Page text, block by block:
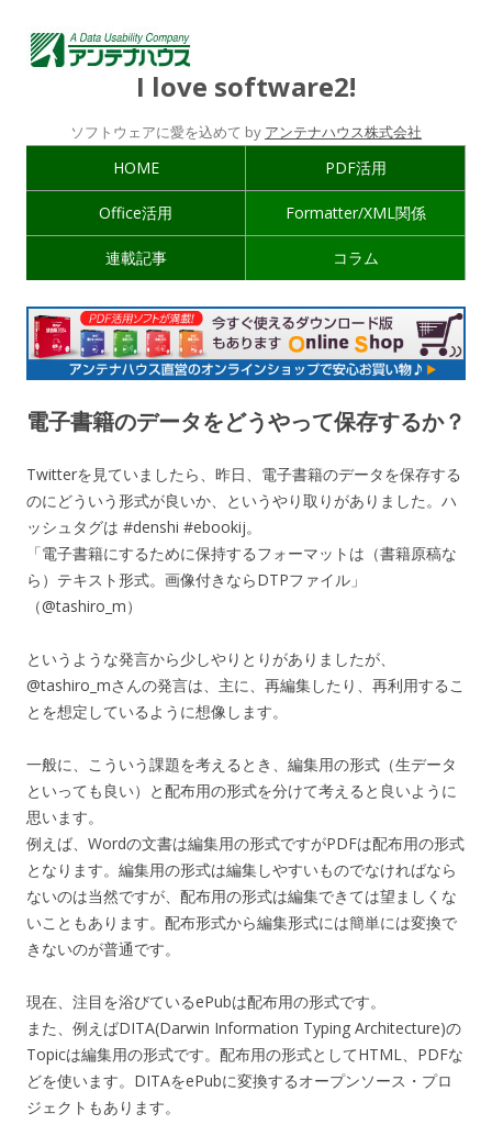
I love software2!
ソフトウェアに愛を込めて by アンテナハウス株式会社
HOME PDF活用
Office活用 Formatter/XML関係
連載記事 コラム
電子書籍のデータをどうやって保存するか？
Twitterを見ていましたら、昨日、電子書籍のデータを保存する
のにどういう形式が良いか、というやり取りがありました。ハ
ッシュタグは #denshi #ebookij。
「電子書籍にするために保持するフォーマットは（書籍原稿な
ら）テキスト形式。画像付きならDTPファイル」
（@tashiro_m）
というような発言から少しやりとりがありましたが、
@tashiro_mさんの発言は、主に、再編集したり、再利用するこ
とを想定しているように想像します。
一般に、こういう課題を考えるとき、編集用の形式（生データ
といっても良い）と配布用の形式を分けて考えると良いように
思います。
例えば、Wordの文書は編集用の形式ですがPDFは配布用の形式
となります。編集用の形式は編集しやすいものでなければなら
ないのは当然ですが、配布用の形式は編集できては望ましくな
いこともあります。配布形式から編集形式には簡単には変換で
きないのが普通です。
現在、注目を浴びているePubは配布用の形式です。
また、例えばDITA(Darwin Information Typing Architecture)の
Topicは編集用の形式です。配布用の形式としてHTML、PDFな
どを使います。DITAをePubに変換するオープンソース・プロ
ジェクトもあります。